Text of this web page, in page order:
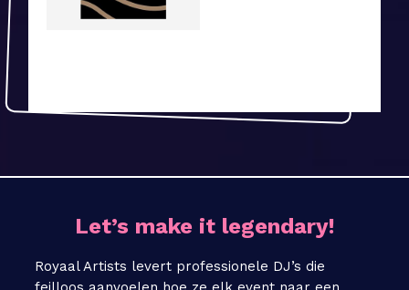
Let’s make it legendary!
Royaal Artists levert professionele DJ’s die